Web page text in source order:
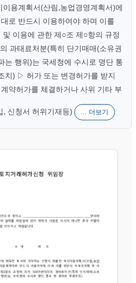
이용계획서(산림,농업경영계획서)에
로 반드시 이용하여야 하며 이를
및 이용에 관한 제○조 제○항의 규정
과태료처분(특히 단기매매(소유권
는 행위)는 국세청에 수시로 명단 통
치) ▷ 허가 또는 변경허가를 받지
약허가를 체결하거나 사위 기타 부
, 신청서 허위기재등) ... 더보기